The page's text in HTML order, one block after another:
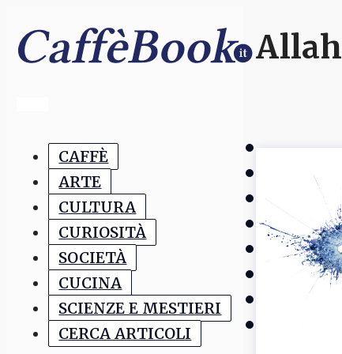
CAFFÈ
ARTE
CULTURA
CURIOSITÀ
SOCIETÀ
CUCINA
SCIENZE E MESTIERI
CERCA ARTICOLI
Allah